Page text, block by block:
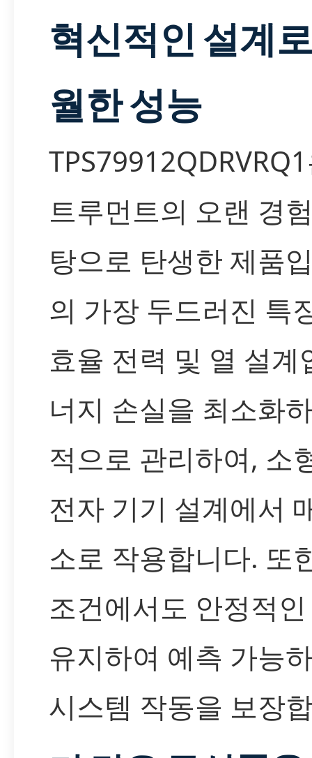
혁신적인 설계
월한 성능
트루먼트의 오랜 경
탕으로 탄생한 제품
의 가장 두드러진 특
효율 전력 및 열 설
너지 손실을 최소화
적으로 관리하여, 소
전자 기기 설계에서
소로 작용합니다. 또
조건에서도 안정적
유지하여 예측 가능
시스템 작동을 보장